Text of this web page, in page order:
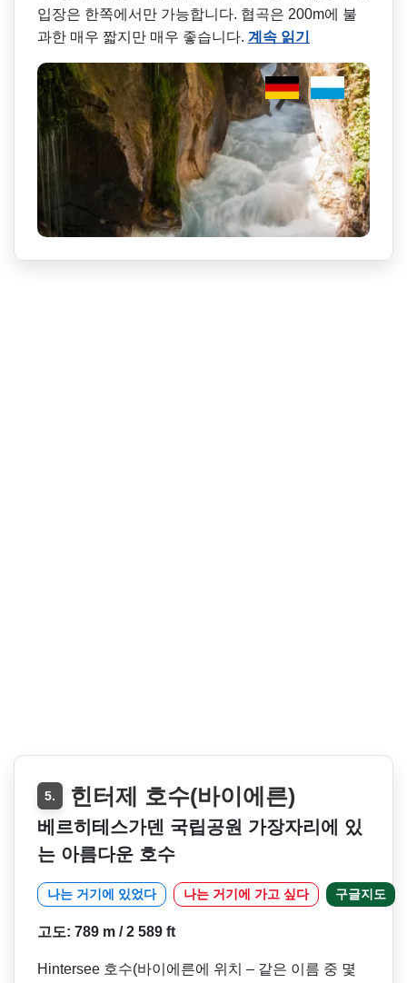
입장은 한쪽에서만 가능합니다. 협곡은 200m에 불
과한 매우 짧지만 매우 좋습니다. 계속 읽기
5. 힌터제 호수(바이에른)
베르히테스가덴 국립공원 가장자리에 있
는 아름다운 호수
나는 거기에 있었다 나는 거기에 가고 싶다 구글지도
고도: 789 m / 2 589 ft
Hintersee 호수(바이에른에 위치 – 같은 이름 중 몇